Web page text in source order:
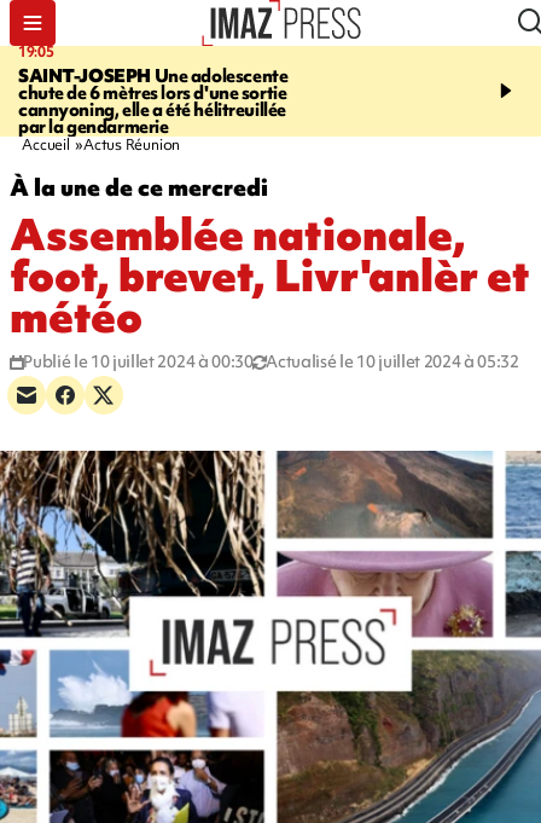
19:05
SAINT-JOSEPH Une adolescente
chute de 6 mètres lors d'une sortie
cannyoning, elle a été hélitreuillée
par la gendarmerie
20:44
rouée de coups,
Accueil Actus Réunion
À la une de ce mercredi
Assemblée nationale,
foot, brevet, Livr'anlèr et
météo
Publié le 10 juillet 2024 à 00:30 Actualisé le 10 juillet 2024 à 05:32